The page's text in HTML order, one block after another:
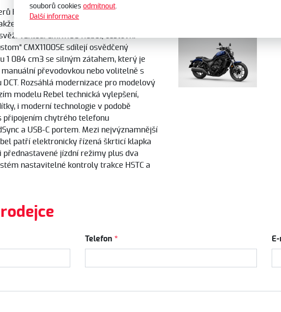
souborů cookies odmítnout.
Další informace
Honda Rebel se pro rok 2026 dočkalo
oblíbený custom model si i pro
vzhled. CMX1100 Rebel, cestovní
CMX1100SE sdílejí osvědčený
1 084 cm3 se silným zátahem, který je
převodovkou nebo volitelně s
Rozsáhlá modernizace pro modelový
modelu Rebel technická vylepšení,
i moderní technologie v podobě
připojením chytrého telefonu
a USB-C portem. Mezi nejvýznamnější
patří elektronicky řízená škrticí klapka
přednastavené jízdní režimy plus dva
nastavitelné kontroly trakce HSTC a
Telefon *